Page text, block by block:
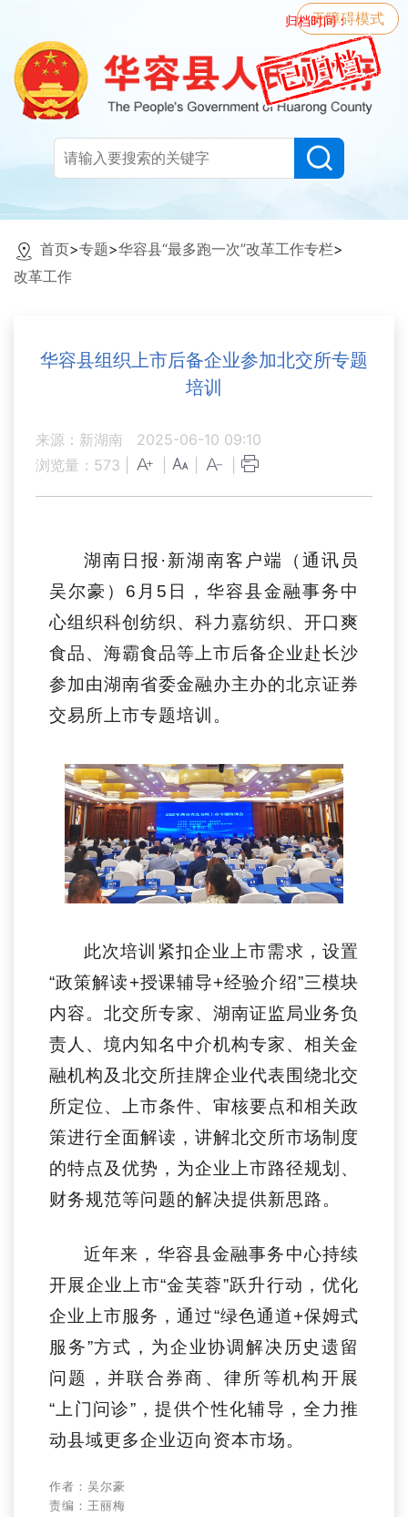
归档时间：
无障碍模式
首页>专题>华容县“最多跑一次”改革工作专栏>
改革工作
华容县组织上市后备企业参加北交所专题
培训
来源：新湖南
2025-06-10 09:10
浏览量： 573
湖南日报·新湖南客户端（通讯员
吴尔豪）6月5日，华容县金融事务中
心组织科创纺织、科力嘉纺织、开口爽
食品、海霸食品等上市后备企业赴长沙
参加由湖南省委金融办主办的北京证券
交易所上市专题培训。
此次培训紧扣企业上市需求，设置
“政策解读+授课辅导+经验介绍”三模块
内容。北交所专家、湖南证监局业务负
责人、境内知名中介机构专家、相关金
融机构及北交所挂牌企业代表围绕北交
所定位、上市条件、审核要点和相关政
策进行全面解读，讲解北交所市场制度
的特点及优势，为企业上市路径规划、
财务规范等问题的解决提供新思路。
近年来，华容县金融事务中心持续
开展企业上市“金芙蓉”跃升行动，优化
企业上市服务，通过“绿色通道+保姆式
服务”方式，为企业协调解决历史遗留
问题，并联合券商、律所等机构开展
“上门问诊”，提供个性化辅导，全力推
动县域更多企业迈向资本市场。
作者：吴尔豪
责编：王丽梅